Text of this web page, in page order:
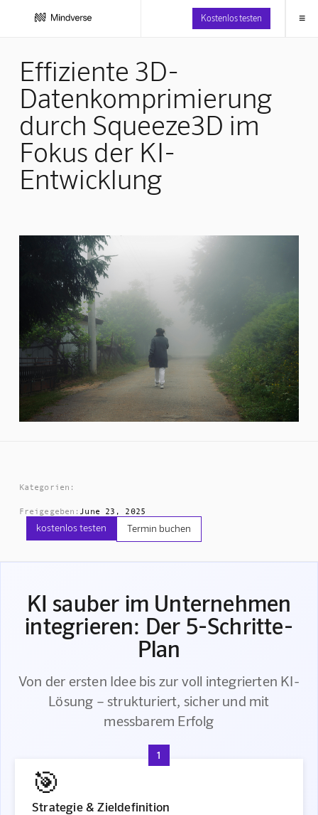
Kostenlos testen ≡
Effiziente 3D-
Datenkomprimierung
durch Squeeze3D im
Fokus der KI-
Entwicklung
Kategorien:
Freigegeben: June 23, 2025
kostenlos testen Termin buchen
KI sauber im Unternehmen
integrieren: Der 5-Schritte-
Plan
Von der ersten Idee bis zur voll integrierten KI-
Lösung – strukturiert, sicher und mit
messbarem Erfolg
1
🎯
Strategie & Zieldefinition